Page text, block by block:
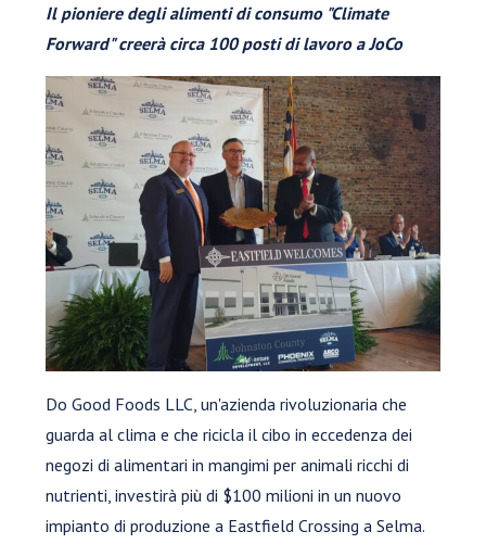
Il pioniere degli alimenti di consumo "Climate
Forward" creerà circa 100 posti di lavoro a JoCo
Do Good Foods LLC, un'azienda rivoluzionaria che
guarda al clima e che ricicla il cibo in eccedenza dei
negozi di alimentari in mangimi per animali ricchi di
nutrienti, investirà più di $100 milioni in un nuovo
impianto di produzione a Eastfield Crossing a Selma.